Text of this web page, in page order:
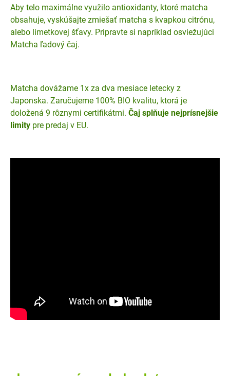
Aby telo maximálne využilo antioxidanty, ktoré matcha
obsahuje, vyskúšajte zmiešať matcha s kvapkou citrónu,
alebo limetkovej šťavy. Pripravte si napríklad osviežujúci
Matcha ľadový čaj.
Matcha dovážame 1x za dva mesiace letecky z
Japonska. Zaručujeme 100% BIO kvalitu, ktorá je
doložená 9 rôznymi certifikátmi. Čaj splňuje nejprísnejšie
limity pre predaj v EU.